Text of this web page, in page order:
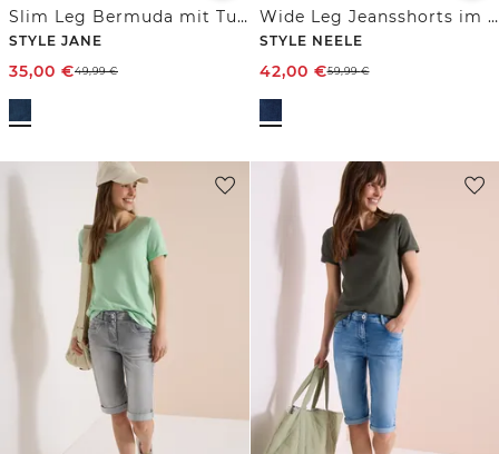
Slim Leg Bermuda mit Turn-Up-Detail
STYLE JANE
35,00 €49,99€
Wide Leg Jeansshorts im Loose Fit
STYLE NEELE
42,00 €59,99€